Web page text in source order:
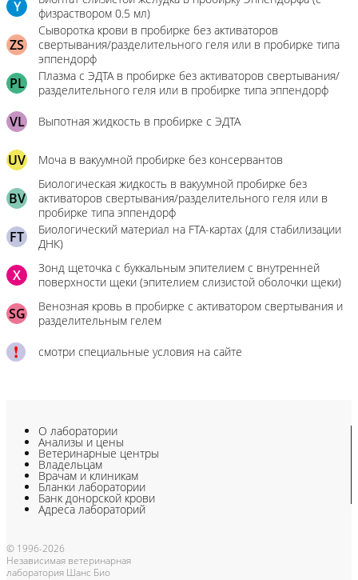
Y
физраствором 0.5 мл)
ZS
Сыворотка крови в пробирке без активаторов
свертывания/разделительного геля или в пробирке типа
эппендорф
PL
Плазма с ЭДТА в пробирке без активаторов свертывания/
разделительного геля или в пробирке типа эппендорф
VL Выпотная жидкость в пробирке с ЭДТА
UV Моча в вакуумной пробирке без консервантов
BV
Биологическая жидкость в вакуумной пробирке без
активаторов свертывания/разделительного геля или в
пробирке типа эппендорф
FT
Биологический материал на FTA-картах (для стабилизации
ДНК)
X
Зонд щеточка с буккальным эпителием с внутренней
поверхности щеки (эпителием слизистой оболочки щеки)
SG
Венозная кровь в пробирке с активатором свертывания и
разделительным гелем
смотри специальные условия на сайте
О лаборатории
Анализы и цены
Ветеринарные центры
Владельцам
Врачам и клиникам
Бланки лаборатории
Банк донорской крови
Адреса лабораторий
© 1996-2026
Независимая ветеринарная
лаборатория Шанс Био